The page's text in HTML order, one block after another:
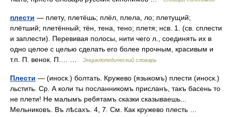
плести — плету, плетёшь; плёл, плела, ло; плетущий;
плётший; плетённый; тён, тена, тено; плетя; нсв. 1. (св. сплести
и заплести). Перевивая полосы, нити чего л., соединять их в
одно целое с целью сделать его более прочным, красивым и
т.п. П. венок. П.… …
Энциклопедический словарь
Плести — (иноск.) болтать. Кружево (языкомъ) плести (иноск.)
льстить. Ср. А коли ты посланникомъ присланъ, такъ басень то
не плети! Не малымъ ребятамъ сказки сказываешь...
Мельниковъ. Въ лѣсахъ. 4, 7. См. Как кружево плесть …